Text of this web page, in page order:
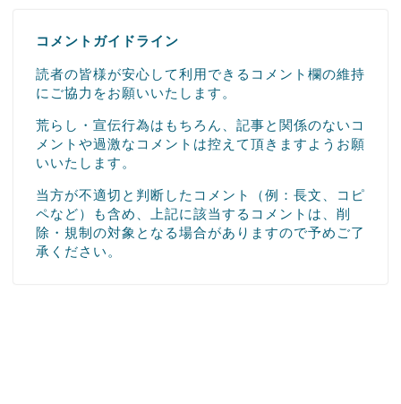
コメントガイドライン
読者の皆様が安心して利用できるコメント欄の維持
にご協力をお願いいたします。
荒らし・宣伝行為はもちろん、記事と関係のないコ
メントや過激なコメントは控えて頂きますようお願
いいたします。
当方が不適切と判断したコメント（例：長文、コピ
ペなど）も含め、上記に該当するコメントは、削
除・規制の対象となる場合がありますので予めご了
承ください。